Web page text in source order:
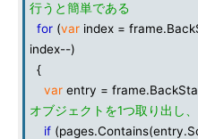
行うと簡単である
for (var index =
index--)
{
var entry =
オブジェクトを1つ取り出し、
if